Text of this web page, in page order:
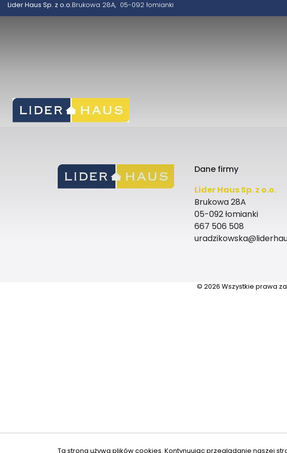
Lider Haus Sp. z o.o.Brukowa 28A 05-092 łomianki
Dane firmy
Lider Haus Sp. z o.o.
Brukowa 28A
05-092 łomianki
667 506 508
© 2026 Wszystkie prawa
Ta strona używa plików cookies. Kontynuując przeglądanie naszej